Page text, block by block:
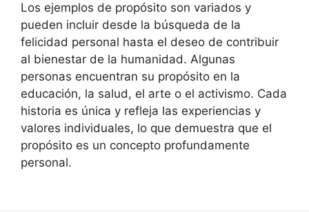
Los ejemplos de propósito son variados y
pueden incluir desde la búsqueda de la
felicidad personal hasta el deseo de contribuir
al bienestar de la humanidad. Algunas
personas encuentran su propósito en la
educación, la salud, el arte o el activismo. Cada
historia es única y refleja las experiencias y
valores individuales, lo que demuestra que el
propósito es un concepto profundamente
personal.